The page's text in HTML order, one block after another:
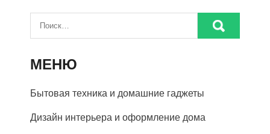
МЕНЮ
Бытовая техника и домашние гаджеты
Дизайн интерьера и оформление дома